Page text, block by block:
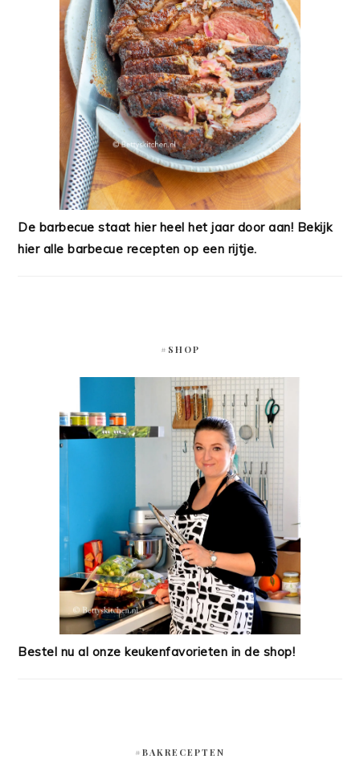
De barbecue staat hier heel het jaar door aan! Bekijk
hier alle barbecue recepten op een rijtje.
#SHOP
Bestel nu al onze keukenfavorieten in de shop!
#BAKRECEPTEN